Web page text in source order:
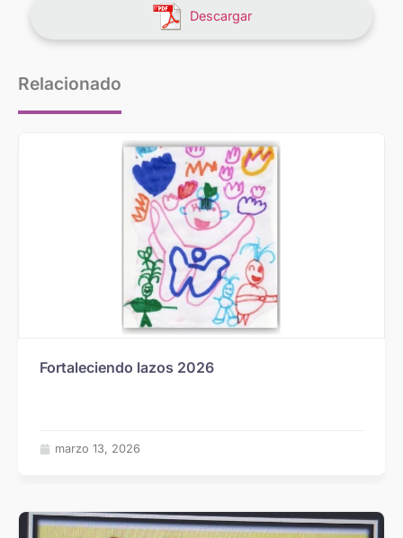
Descargar
Relacionado
Fortaleciendo lazos 2026
marzo 13, 2026